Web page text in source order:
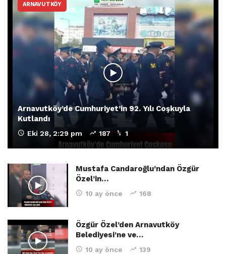
ARNAVUTKÖY
Arnavutköy’de Cumhuriyet’in 92. Yılı Coşkuyla
Kutlandı
Eki 28, 2:29 pm 187 1
Mustafa Candaroğlu’ndan Özgür
Özel’in…
10 ay önce 168
Özgür Özel’den Arnavutköy
Belediyesi’ne ve…
10 ay önce 139